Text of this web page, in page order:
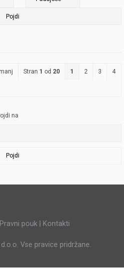
Stran 1 od 20 1 2 3 4
na
Pojdi
Pravni pouk Kontakti
Vse pravice pridržane.